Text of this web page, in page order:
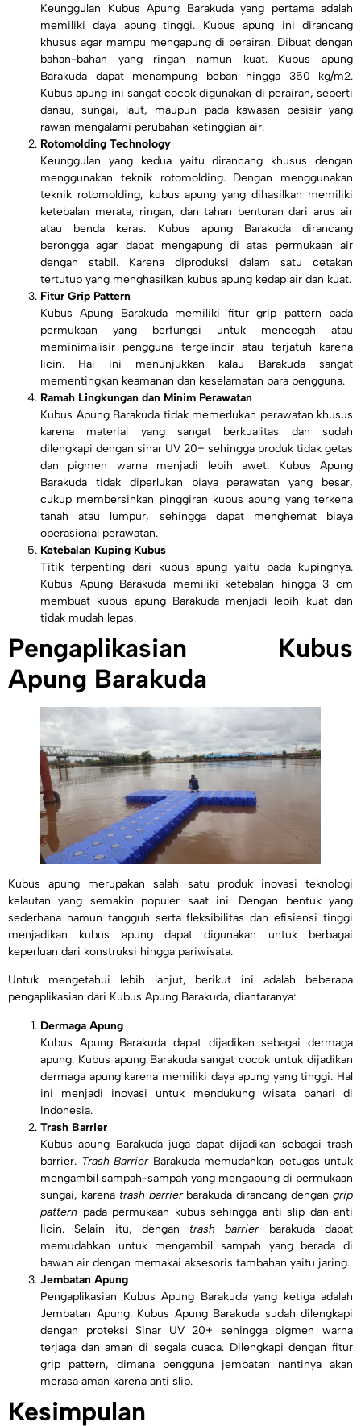
Keunggulan Kubus Apung Barakuda yang pertama adalah
memiliki daya apung tinggi. Kubus apung ini dirancang
khusus agar mampu mengapung di perairan. Dibuat dengan
bahan-bahan yang ringan namun kuat. Kubus apung
Barakuda dapat menampung beban hingga 350 kg/m2.
Kubus apung ini sangat cocok digunakan di perairan, seperti
danau, sungai, laut, maupun pada kawasan pesisir yang
rawan mengalami perubahan ketinggian air.
Rotomolding Technology
Keunggulan yang kedua yaitu dirancang khusus dengan
menggunakan teknik rotomolding. Dengan menggunakan
teknik rotomolding, kubus apung yang dihasilkan memiliki
ketebalan merata, ringan, dan tahan benturan dari arus air
atau benda keras. Kubus apung Barakuda dirancang
berongga agar dapat mengapung di atas permukaan air
dengan stabil. Karena diproduksi dalam satu cetakan
tertutup yang menghasilkan kubus apung kedap air dan kuat.
Fitur Grip Pattern
Kubus Apung Barakuda memiliki fitur grip pattern pada
permukaan yang berfungsi untuk mencegah atau
meminimalisir pengguna tergelincir atau terjatuh karena
licin. Hal ini menunjukkan kalau Barakuda sangat
mementingkan keamanan dan keselamatan para pengguna.
Ramah Lingkungan dan Minim Perawatan
Kubus Apung Barakuda tidak memerlukan perawatan khusus
karena material yang sangat berkualitas dan sudah
dilengkapi dengan sinar UV 20+ sehingga produk tidak getas
dan pigmen warna menjadi lebih awet. Kubus Apung
Barakuda tidak diperlukan biaya perawatan yang besar,
cukup membersihkan pinggiran kubus apung yang terkena
tanah atau lumpur, sehingga dapat menghemat biaya
operasional perawatan.
Ketebalan Kuping Kubus
Titik terpenting dari kubus apung yaitu pada kupingnya.
Kubus Apung Barakuda memiliki ketebalan hingga 3 cm
membuat kubus apung Barakuda menjadi lebih kuat dan
tidak mudah lepas.
Pengaplikasian Kubus
Apung Barakuda
Kubus apung merupakan salah satu produk inovasi teknologi
kelautan yang semakin populer saat ini. Dengan bentuk yang
sederhana namun tangguh serta fleksibilitas dan efisiensi tinggi
menjadikan kubus apung dapat digunakan untuk berbagai
keperluan dari konstruksi hingga pariwisata.
Untuk mengetahui lebih lanjut, berikut ini adalah beberapa
pengaplikasian dari Kubus Apung Barakuda, diantaranya:
Dermaga Apung
Kubus Apung Barakuda dapat dijadikan sebagai dermaga
apung. Kubus apung Barakuda sangat cocok untuk dijadikan
dermaga apung karena memiliki daya apung yang tinggi. Hal
ini menjadi inovasi untuk mendukung wisata bahari di
Indonesia.
Trash Barrier
Kubus apung Barakuda juga dapat dijadikan sebagai trash
barrier. Trash Barrier Barakuda memudahkan petugas untuk
mengambil sampah-sampah yang mengapung di permukaan
sungai, karena trash barrier barakuda dirancang dengangrip
pattern pada permukaan kubus sehingga anti slip dan anti
licin. Selain itu, dengan trash barrier barakuda dapat
memudahkan untuk mengambil sampah yang berada di
bawah air dengan memakai aksesoris tambahan yaitu jaring.
Jembatan Apung
Pengaplikasian Kubus Apung Barakuda yang ketiga adalah
Jembatan Apung. Kubus Apung Barakuda sudah dilengkapi
dengan proteksi Sinar UV 20+ sehingga pigmen warna
terjaga dan aman di segala cuaca. Dilengkapi dengan fitur
grip pattern, dimana pengguna jembatan nantinya akan
merasa aman karena anti slip.
Kesimpulan